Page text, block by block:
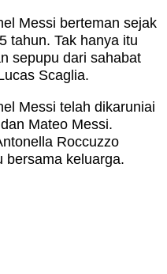
Messi berteman sejak
tahun. Tak hanya itu
sepupu dari sahabat
Scaglia.
Messi telah dikaruniai
Mateo Messi.
Roccuzzo
bersama keluarga.